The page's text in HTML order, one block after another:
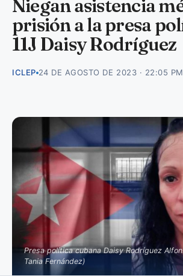
Niegan asistencia
prisión a la presa
11J Daisy Rodríguez
ICLEP 24 DE AGOSTO DE 2023 · 22:05 PM
Presa política cubana Daisy Rodríguez
Tania Fernández)